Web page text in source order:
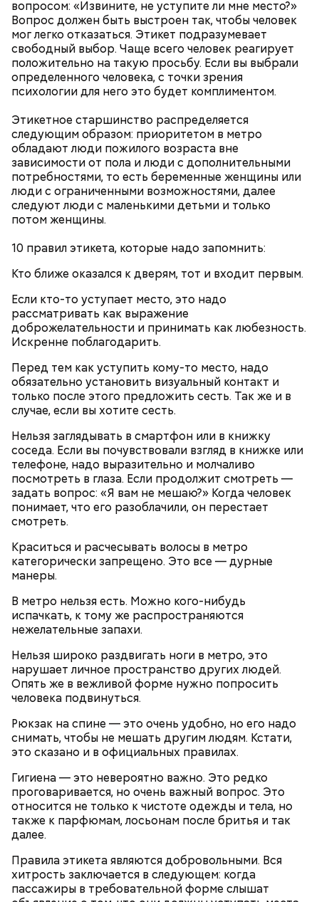
вопросом: «Извините, не уступите ли мне место?»
Вопрос должен быть выстроен так, чтобы человек
мог легко отказаться. Этикет подразумевает
свободный выбор. Чаще всего человек реагирует
положительно на такую просьбу. Если вы выбрали
определенного человека, с точки зрения
психологии для него это будет комплиментом.
Этикетное старшинство распределяется
следующим образом: приоритетом в метро
обладают люди пожилого возраста вне
зависимости от пола и люди с дополнительными
потребностями, то есть беременные женщины или
люди с ограниченными возможностями, далее
следуют люди с маленькими детьми и только
потом женщины.
10 правил этикета, которые надо запомнить:
Кто ближе оказался к дверям, тот и входит первым.
Если кто-то уступает место, это надо
рассматривать как выражение
доброжелательности и принимать как любезность.
Искренне поблагодарить.
Перед тем как уступить кому-то место, надо
обязательно установить визуальный контакт и
только после этого предложить сесть. Так же и в
случае, если вы хотите сесть.
Нельзя заглядывать в смартфон или в книжку
соседа. Если вы почувствовали взгляд в книжке или
телефоне, надо выразительно и молчаливо
посмотреть в глаза. Если продолжит смотреть —
задать вопрос: «Я вам не мешаю?» Когда человек
понимает, что его разоблачили, он перестает
смотреть.
Краситься и расчесывать волосы в метро
категорически запрещено. Это все — дурные
манеры.
В метро нельзя есть. Можно кого-нибудь
испачкать, к тому же распространяются
нежелательные запахи.
Нельзя широко раздвигать ноги в метро, это
нарушает личное пространство других людей.
Опять же в вежливой форме нужно попросить
человека подвинуться.
Рюкзак на спине — это очень удобно, но его надо
снимать, чтобы не мешать другим людям. Кстати,
это сказано и в официальных правилах.
Гигиена — это невероятно важно. Это редко
проговаривается, но очень важный вопрос. Это
относится не только к чистоте одежды и тела, но
также к парфюмам, лосьонам после бритья и так
далее.
Правила этикета являются добровольными. Вся
хитрость заключается в следующем: когда
пассажиры в требовательной форме слышат
А еще, удержав меч палача, святой Николай спас от
За свою земную жизнь он совершил множество
Святитель Николай дожил до глубокой старости и
скончался в середине IV века. По церковному
преданию, мощи святого сохранились нетленными
и источали чудесное миро, от которого исцелилось
множество людей. В 1087 году мощи Николая
Бар (Бари), где находятся и поныне.
На Руси святителя Николая издавна считали
покровителем моряков, купцов и детей. Ему
молились и земледельцы — о хорошей погоде, о
добром урожае. Была поговорка: «Кто Николая
любит, кто Николаю служит, тому святой Николай
во всякий час помогает».
Николаю молятся о вразумлении своих детей,
попавших в плохую компанию, и хуже того —
пристрастившихся к наркотикам. Молятся
святителю Николаю о благополучном замужестве
дочерей.
2-3 картофелины,
1 некрупное яблоко,
1 некрупный помидор,
Очищенный сырой салатный сельдерей
кожицы и семян, нарезать ломтиками. Так же
нарезать вареный картофель. Продукты
перемешать, полить салатной заправкой, выложить
в салатник горкой и украсить веточками
сельдерея, кусочками свежих помидоров и
ломтиками яблок.
Кабачки в овощном соусе
500 г помидоров;
150 г шпината;
50 г лиственного салата;
зелень петрушки, укропа;
1/2 стакана растительного масла;
100 г муки;
30 г сахара.
нашинковать, слегка спас-серовать в оставшемся
масле и добавить к нему нашинкованные листья
шпината, салата, зелень петрушки, помидоры,
нарезанные небольшими дольками, и все тушить 10
минут. Листья шпината или салата можно заменить
ботвой свеклы. Полученный соус заправить солью,
уксусом, сахаром. Подать кабачки в холодном
виде, посыпать их рубленым укропом.